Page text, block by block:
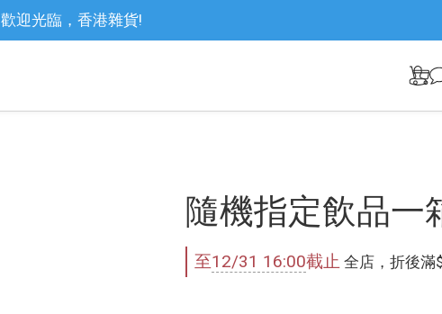
歡迎光臨，香港雜貨!
隨機指定飲品一
至12/31 16:00截止 全店，折後滿